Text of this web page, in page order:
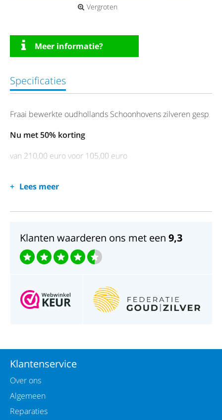
Vergroten
Meer informatie?
Specificaties
Fraai bewerkte oudhollands Schoonhovens zilveren gesp
Nu met 50% korting
van 210,00 euro voor 105,00 euro
Lees meer
Klanten waarderen ons met een 9,3
Klantenservice
Over ons
Algemeen
Reparaties